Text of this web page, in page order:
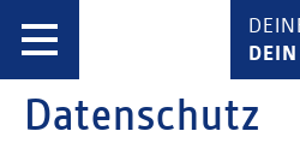
Datenschutz